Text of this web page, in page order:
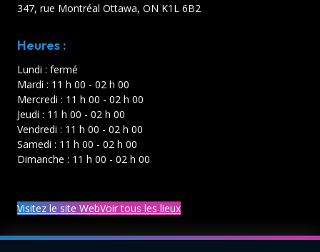
347, rue Montréal Ottawa, ON K1L 6B2
Heures :
Lundi : fermé
Mardi : 11 h 00 - 02 h 00
Mercredi : 11 h 00 - 02 h 00
Jeudi : 11 h 00 - 02 h 00
Vendredi : 11 h 00 - 02 h 00
Samedi : 11 h 00 - 02 h 00
Dimanche : 11 h 00 - 02 h 00
Visitez le site WebVoir tous les lieux